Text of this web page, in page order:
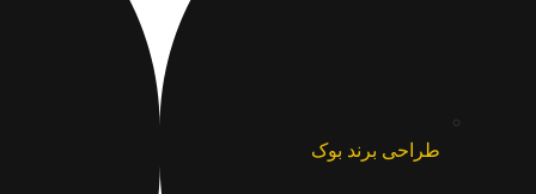
طراحی برند بوک